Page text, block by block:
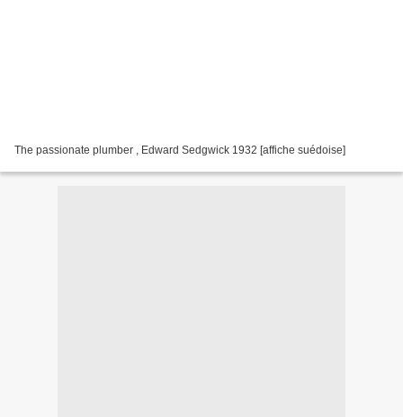
The passionate plumber , Edward Sedgwick 1932 [affiche suédoise]